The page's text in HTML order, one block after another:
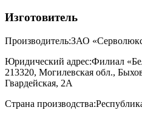
Изготовитель
Производитель:ЗАО
Юридический адрес:Филиал
213320, Могилевская обл.,
Гвардейская, 2А
Страна производства: